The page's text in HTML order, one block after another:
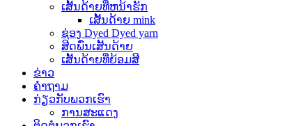
ເສັ້ນດ້າຍທີ່ຫນ້າຮັກ
ເສັ້ນດ້າຍ mink
ຊ່ອງ Dyed Dyed yarn
ສີດພົ່ນເສັ້ນດ້າຍ
ເສັ້ນດ້າຍທີ່ຍ້ອມສີ
ຂ່າວ
ຄໍາຖາມ
ກ່ຽວກັບພວກເຮົາ
ການສະແດງ